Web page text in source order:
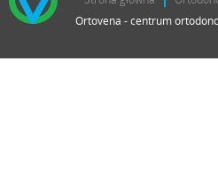
Ortovena - centrum